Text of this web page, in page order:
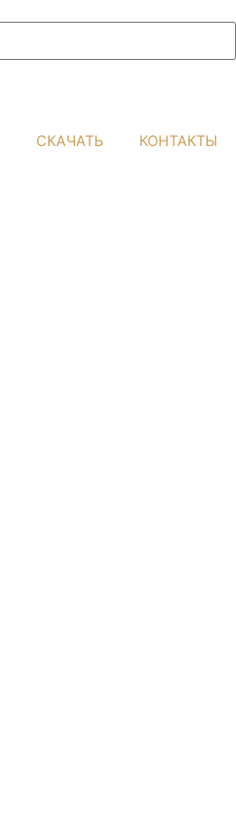
СКАЧАТЬ КОНТАКТЫ